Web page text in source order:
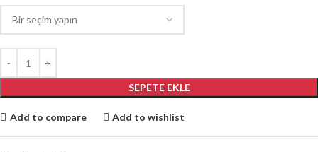
SEPETE EKLE
Add to compare Add to wishlist